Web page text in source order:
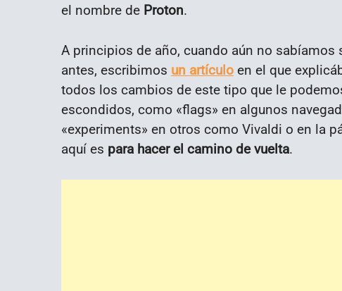
el nombre de Proton.
A principios de año, cuando aún no sabíamos
antes, escribimos un artículo en el que
todos los cambios de este tipo que le
escondidos, como «flags» en algunos
«experiments» en otros como Vivaldi o en la
aquí es para hacer el camino de vuelta.